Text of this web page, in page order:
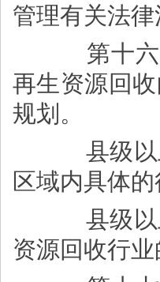
管理有关法
第十六
再生资源回
规划。
县级以
区域内具体
县级以
资源回收行